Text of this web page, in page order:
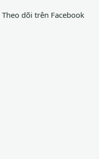
Theo dõi trên Facebook